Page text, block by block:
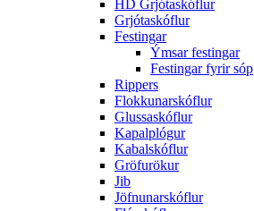
HD Grjótaskóflur
Grjótaskóflur
Festingar
Ýmsar festingar
Festingar fyrir sóp
Rippers
Flokkunarskóflur
Glussaskóflur
Kapalplógur
Kabalskóflur
Gröfurökur
Jib
Jöfnunarskóflur